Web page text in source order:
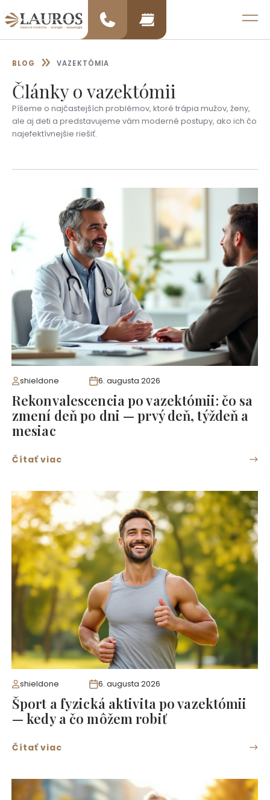
na
obsah
BLOG » VAZEKTÓMIA
Články o vazektómii
Píšeme o najčastejších problémov, ktoré trápia mužov, ženy,
ale aj deti a predstavujeme vám moderné postupy, ako ich čo
najefektívnejšie riešiť.
shieldone 6. augusta 2026
Rekonvalescencia po vazektómii: čo sa
zmení deň po dni — prvý deň, týždeň a
mesiac
Čítať viac
shieldone 6. augusta 2026
Šport a fyzická aktivita po vazektómii
— kedy a čo môžem robiť
Čítať viac